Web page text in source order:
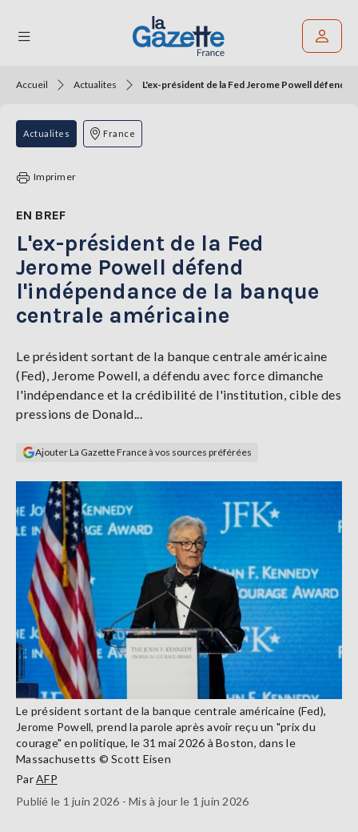
THÉMATIQUES
RÉGIONS
TENDANCES
SERVICES
LA
GAZETTE
Accueil Actualites L'ex-président de la Fed Jerome Powell défend
Actualites France
Imprimer
EN BREF
L'ex-président de la Fed
Jerome Powell défend
l'indépendance de la banque
centrale américaine
Le président sortant de la banque centrale américaine
(Fed), Jerome Powell, a défendu avec force dimanche
l'indépendance et la crédibilité de l'institution, cible des
pressions de Donald...
Ajouter La Gazette France à vos sources préférées
Le président sortant de la banque centrale américaine (Fed),
Jerome Powell, prend la parole après avoir reçu un "prix du
courage" en politique, le 31 mai 2026 à Boston, dans le
Massachusetts © Scott Eisen
ParAFP
Publié le 1 juin 2026 - Mis à jour le 1 juin 2026